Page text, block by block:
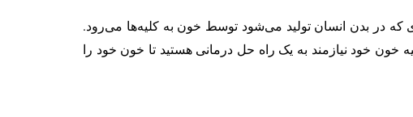
در بدن انسان تولید می‌شود توسط خون به کلیه‌ها می‌رود.
خون خود نیازمند به یک راه حل درمانی هستید تا خون خود را